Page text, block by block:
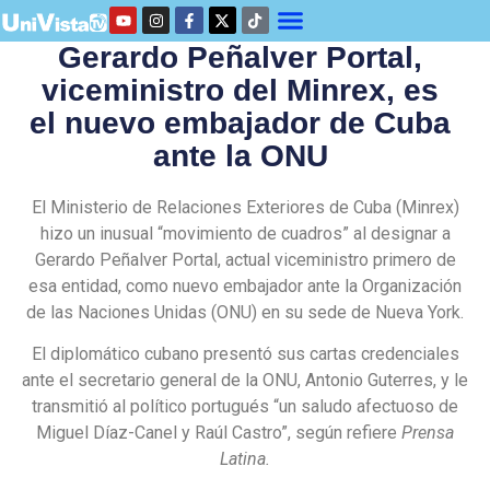
Gerardo Peñalver Portal,
viceministro del Minrex, es
el nuevo embajador de Cuba
ante la ONU
El Ministerio de Relaciones Exteriores de Cuba (Minrex)
hizo un inusual “movimiento de cuadros” al designar a
Gerardo Peñalver Portal, actual viceministro primero de
esa entidad, como nuevo embajador ante la Organización
de las Naciones Unidas (ONU) en su sede de Nueva York.
El diplomático cubano presentó sus cartas credenciales
ante el secretario general de la ONU, Antonio Guterres, y le
transmitió al político portugués “un saludo afectuoso de
Miguel Díaz-Canel y Raúl Castro”, según refiere Prensa
Latina.